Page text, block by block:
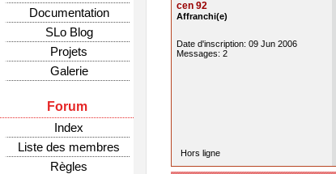
Documentation
SLo Blog
Projets
Galerie
Forum
Index
Liste des membres
Règles
cen 92
Affranchi(e)
Date d'inscription: 09 Jun 2006
Messages: 2
Hors ligne